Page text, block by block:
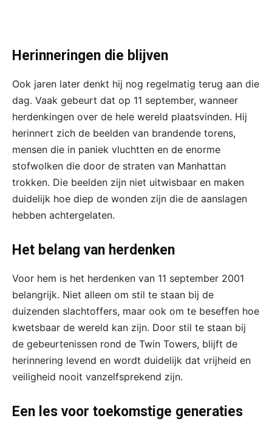
Herinneringen die blijven
Ook jaren later denkt hij nog regelmatig terug aan die
dag. Vaak gebeurt dat op 11 september, wanneer
herdenkingen over de hele wereld plaatsvinden. Hij
herinnert zich de beelden van brandende torens,
mensen die in paniek vluchtten en de enorme
stofwolken die door de straten van Manhattan
trokken. Die beelden zijn niet uitwisbaar en maken
duidelijk hoe diep de wonden zijn die de aanslagen
hebben achtergelaten.
Het belang van herdenken
Voor hem is het herdenken van 11 september 2001
belangrijk. Niet alleen om stil te staan bij de
duizenden slachtoffers, maar ook om te beseffen hoe
kwetsbaar de wereld kan zijn. Door stil te staan bij
de gebeurtenissen rond de Twin Towers, blijft de
herinnering levend en wordt duidelijk dat vrijheid en
veiligheid nooit vanzelfsprekend zijn.
Een les voor toekomstige generaties